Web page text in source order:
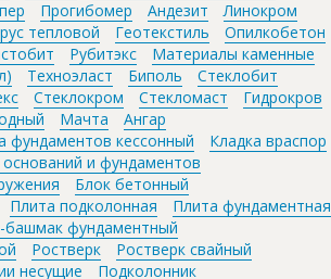
Прогибомер Андезит
Линокром
тепловой Геотекстиль
Опилкобетон
Рубитэкс
Материалы каменные
Техноэласт Биполь
Стеклобит
Стеклокром Стекломаст
Гидрокров
Мачта
Ангар
фундаментов кессонный
Кладка враспор
и фундаментов
Блок бетонный
Плита подколонная
Плита фундаментная
башмак фундаментный
Ростверк
Ростверк свайный
несущие
Подколонник